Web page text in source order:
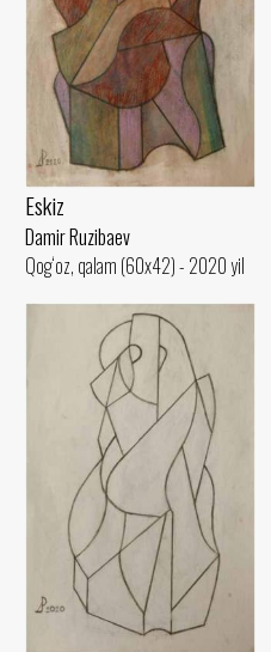
Eskiz
Damir Ruzibaev
Qog‘oz, qalam (60x42) - 2020 yil